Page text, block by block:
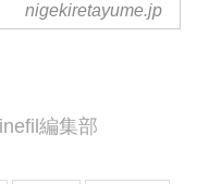
新宿武蔵野館、シア
nigekiretayume.jp
編集部